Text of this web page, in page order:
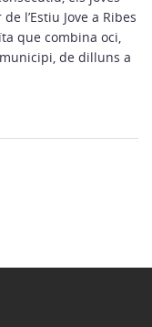
l’Estiu Jove a Ribes
que combina oci,
de dilluns a